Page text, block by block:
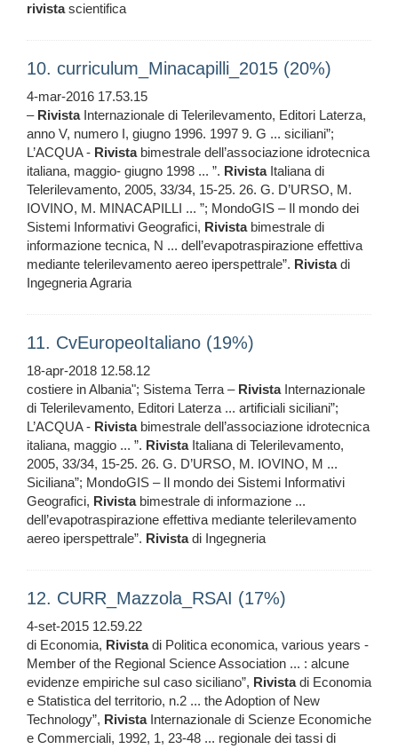
rivistascientifica
10. curriculum_Minacapilli_2015 (20%)
4-mar-2016 17.53.15
– RivistaInternazionale di Telerilevamento, Editori Laterza,
anno V, numero I, giugno 1996. 1997 9. G ... siciliani”;
L’ACQUA - Rivistabimestrale dell’associazione idrotecnica
italiana, maggio- giugno 1998 ... ”. RivistaItaliana di
Telerilevamento, 2005, 33/34, 15-25. 26. G. D’URSO, M.
IOVINO, M. MINACAPILLI ... ”; MondoGIS – Il mondo dei
Sistemi Informativi Geografici, Rivistabimestrale di
informazione tecnica, N ... dell’evapotraspirazione effettiva
mediante telerilevamento aereo iperspettrale”. Rivistadi
Ingegneria Agraria
11. CvEuropeoItaliano (19%)
18-apr-2018 12.58.12
costiere in Albania"; Sistema Terra – RivistaInternazionale
di Telerilevamento, Editori Laterza ... artificiali siciliani”;
L’ACQUA - Rivistabimestrale dell’associazione idrotecnica
italiana, maggio ... ”. RivistaItaliana di Telerilevamento,
2005, 33/34, 15-25. 26. G. D’URSO, M. IOVINO, M ...
Siciliana”; MondoGIS – Il mondo dei Sistemi Informativi
Geografici, Rivistabimestrale di informazione ...
dell’evapotraspirazione effettiva mediante telerilevamento
aereo iperspettrale”. Rivistadi Ingegneria
12. CURR_Mazzola_RSAI (17%)
4-set-2015 12.59.22
di Economia, Rivistadi Politica economica, various years -
Member of the Regional Science Association ... : alcune
evidenze empiriche sul caso siciliano”, Rivistadi Economia
e Statistica del territorio, n.2 ... the Adoption of New
Technology”, RivistaInternazionale di Scienze Economiche
e Commerciali, 1992, 1, 23-48 ... regionale dei tassi di